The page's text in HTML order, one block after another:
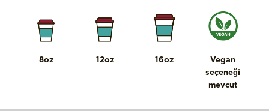
8oz 12oz 16oz
Vegan
seçeneği
mevcut